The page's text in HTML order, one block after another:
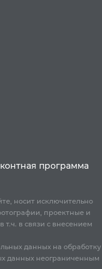
программа
носит исключительно
проектные и
в связи с внесением
данных на обработку
данных неограниченным